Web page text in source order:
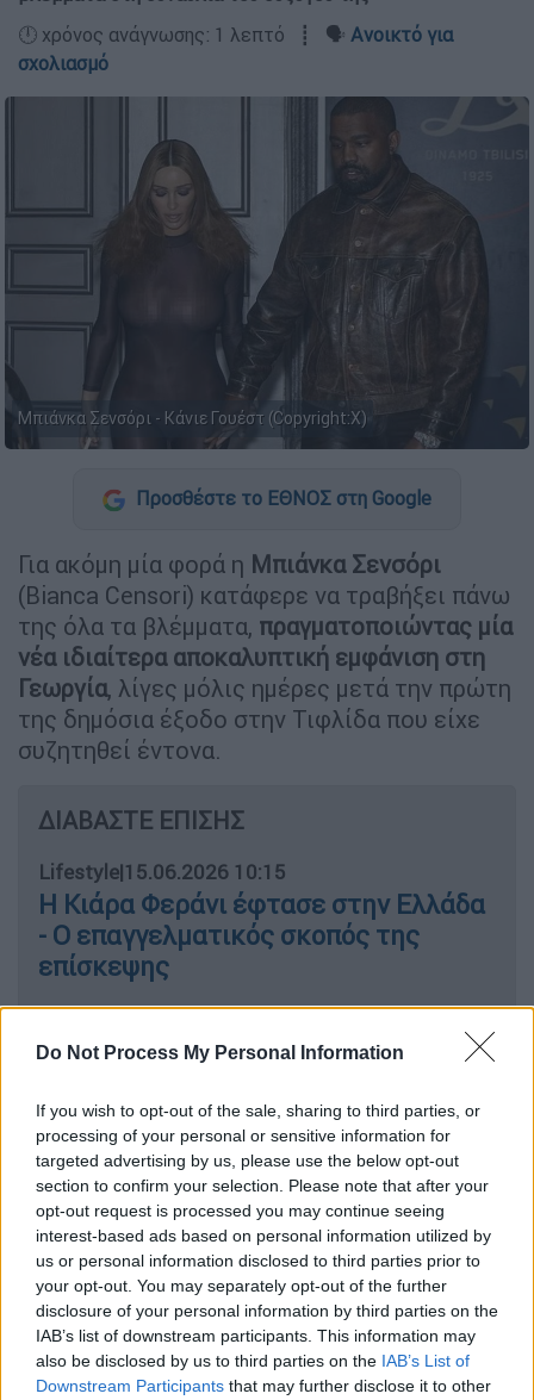
Do Not Process My Personal Information
If you wish to opt-out of the sale, sharing to third parties, or
processing of your personal or sensitive information for
targeted advertising by us, please use the below opt-out
section to confirm your selection. Please note that after your
opt-out request is processed you may continue seeing
interest-based ads based on personal information utilized by
us or personal information disclosed to third parties prior to
your opt-out. You may separately opt-out of the further
disclosure of your personal information by third parties on the
IAB’s list of downstream participants. This information may
also be disclosed by us to third parties on the IAB’s List of
Downstream Participants that may further disclose it to other
🕛 χρόνος ανάγνωσης: 1 λεπτό ┋ 🗣️ Ανοικτό για
σχολιασμό
Μπιάνκα Σενσόρι - Κάνιε Γουέστ (Copyright:X)
Προσθέστε το ΕΘΝΟΣ στη Google
Για ακόμη μία φορά η Μπιάνκα Σενσόρι
(Bianca Censori) κατάφερε να τραβήξει πάνω
της όλα τα βλέμματα, πραγματοποιώντας μία
νέα ιδιαίτερα αποκαλυπτική εμφάνιση στη
Γεωργία, λίγες μόλις ημέρες μετά την πρώτη
της δημόσια έξοδο στην Τιφλίδα που είχε
συζητηθεί έντονα.
ΔΙΑΒΑΣΤΕ ΕΠΙΣΗΣ
Lifestyle|15.06.2026 10:15
Η Κιάρα Φεράνι έφτασε στην Ελλάδα
- Ο επαγγελματικός σκοπός της
επίσκεψης
Η 31χρονη Αυστραλή αρχιτέκτονας και
σύζυγος τουΚάνιε Γουέστ(Kanye West)
βρέθηκε στο Boris Paichadze Dinamo Arena,
όπου παρακολούθησε τη συναυλία του
διάσημου ράπερ, ενώκατά την αποχώρησή
της από τον χώρο συγκέντρωσε ξανά τα
φλας των φωτογράφων.
Ye and his wife Bianca Censori